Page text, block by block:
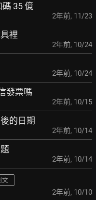
35 億
2年前, 11/23
裡
2年前, 10/24
2年前, 10/24
發票嗎
2年前, 10/15
的日期
2年前, 10/14
2年前, 10/14
文
2年前, 10/10